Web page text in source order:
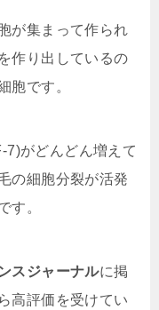
が集まって作られ
作り出しているの
胞です。
7)がどんどん増えて
の細胞分裂が活発
す。
スジャーナルに掲
高評価を受けてい